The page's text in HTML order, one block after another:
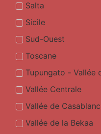
Salta
Sicile
Sud-Ouest
Toscane
Tupungato - Vallée
Vallée Centrale
Vallée de
Vallée de la Bekaa